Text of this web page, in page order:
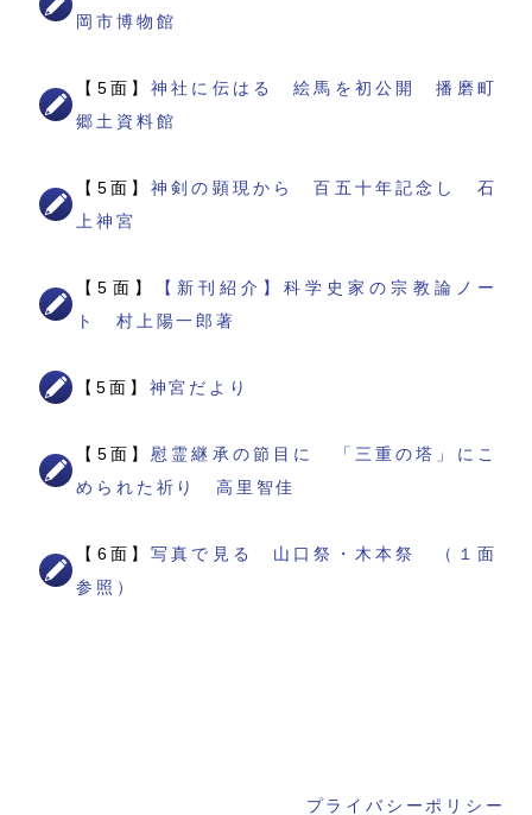
岡市博物館
【5面】神社に伝はる 絵馬を初公開 播磨町
郷土資料館
【5面】神剣の顕現から 百五十年記念し 石
上神宮
【5面】
【新刊紹介】科学史家の宗教論ノー
ト 村上陽一郎著
【5面】 神宮だより
【5面】慰霊継承の節目に 「三重の塔」にこ
められた祈り 高里智佳
【6面】写真で見る 山口祭・木本祭 （１面
参照）
プライバシーポリシー